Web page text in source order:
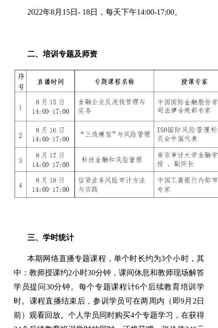
2022年8月15日- 18日，每天下午14:00-17:00。
二、培训专题及师资
三、学时统计
本期网络直播专题课程，单个时长约为3个小时，其
中：教师授课约2小时30分钟，课间休息和教师现场解答
学员提问30分钟。每个专题课程计6个后续教育培训学
时。课程直播结束后，参训学员可在两周内（即9月2日
前）观看回放。个人学员同时购买4个专题学习，在获得